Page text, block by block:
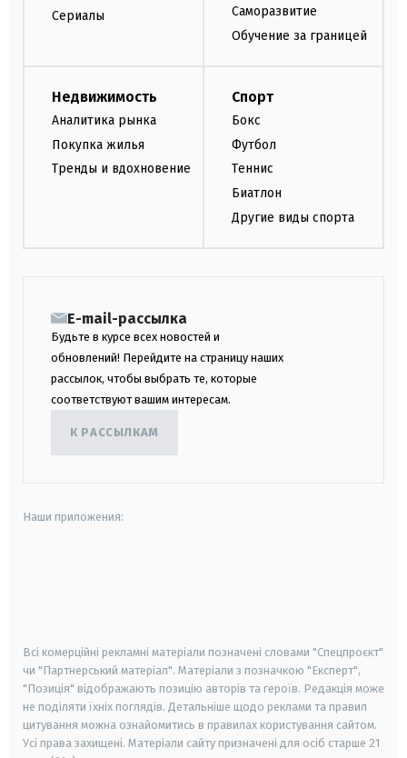
Сериалы
Саморазвитие
Обучение за границей
Недвижимость
Аналитика рынка
Покупка жилья
Тренды и вдохновение
Спорт
Бокс
Футбол
Теннис
Биатлон
Другие виды спорта
E-mail-рассылка
Будьте в курсе всех новостей и
обновлений! Перейдите на страницу наших
рассылок, чтобы выбрать те, которые
соответствуют вашим интересам.
К РАССЫЛКАМ
Наши приложения:
Всі комерційні рекламні матеріали позначені словами "Спецпроєкт"
чи "Партнерський матеріал". Матеріали з позначкою "Експерт",
"Позиція" відображають позицію авторів та героїв. Редакція може
не поділяти їхніх поглядів. Детальніше щодо реклами та правил
цитування можна ознайомитись в правилах користування сайтом.
Усі права захищені. Матеріали сайту призначені для осіб старше 21